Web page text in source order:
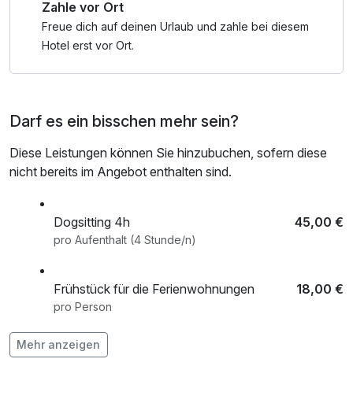
Zahle vor Ort
Freue dich auf deinen Urlaub und zahle bei diesem
Hotel erst vor Ort.
Darf es ein bisschen mehr sein?
Diese Leistungen können Sie hinzubuchen, sofern diese
nicht bereits im Angebot enthalten sind.
Dogsitting 4h 45,00 €
pro Aufenthalt (4 Stunde/n)
Frühstück für die Ferienwohnungen 18,00 €
pro Person
Handtuchset für die Ferienwohnung
Mehr anzeigen